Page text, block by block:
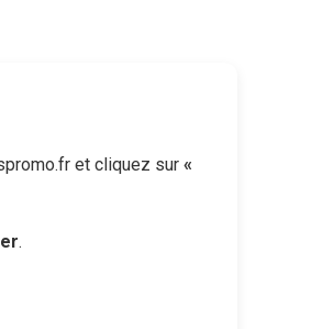
et cliquez sur «
.